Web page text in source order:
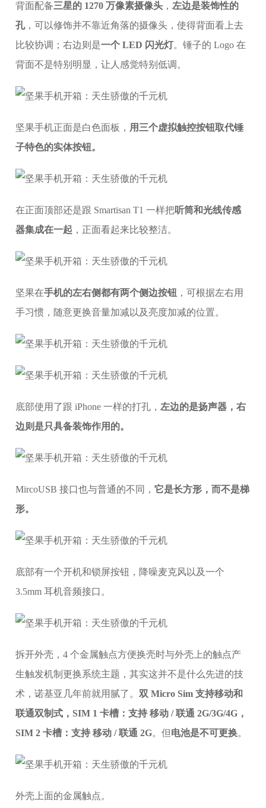
背面配备三星的 1270 万像素摄像头 ， 左边是装饰性的
孔，可以修饰并不靠近角落的摄像头，使得背面看上去
比较协调；右边则是一个 LED 闪光灯。锤子的 Logo 在
背面不是特别明显，让人感觉特别低调。
坚果手机正面是白色面板， 用三个虚拟触控按钮取代锤
子特色的实体按钮。
在正面顶部还是跟 Smartisan T1 一样把听筒和光线传感
器集成在一起 ，正面看起来比较整洁。
坚果在手机的左右侧都有两个侧边按钮 ，可根据左右用
手习惯，随意更换音量加减以及亮度加减的位置。
底部使用了跟 iPhone 一样的打孔， 左边的是扬声器，右
边则是只具备装饰作用的。
MircoUSB 接口也与普通的不同，它是长方形，而不是梯
形。
底部有一个开机和锁屏按钮，降噪麦克风以及一个
3.5mm 耳机音频接口。
拆开外壳，4 个金属触点方便换壳时与外壳上的触点产
生触发机制更换系统主题，其实这并不是什么先进的技
术，诺基亚几年前就用腻了。双 Micro Sim 支持移动和
联通双制式，SIM 1 卡槽：支持 移动 / 联通 2G/3G/4G，
SIM 2 卡槽：支持 移动 / 联通 2G。但电池是不可更换。
外壳上面的金属触点。